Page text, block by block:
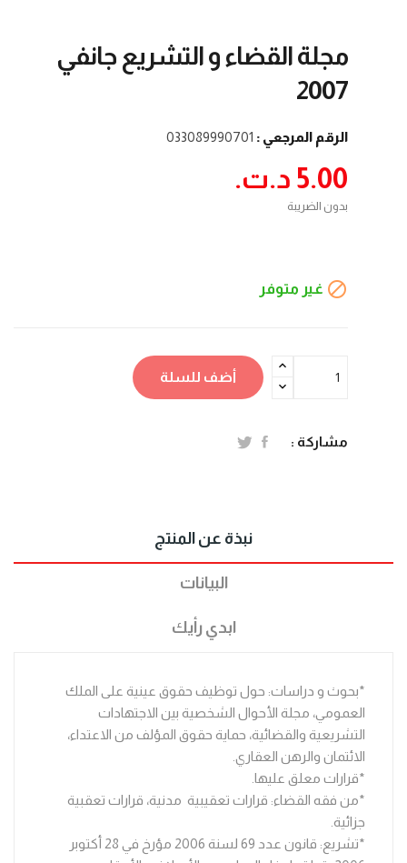
مجلة القضاء و التشريع جانفي
2007
الرقم المرجعي : 033089990701
5.00 د.ت.‏
بدون الضريبة
 غير متوفر
أضف للسلة
مشاركة :
نبذة عن المنتج
البيانات
ابدي رأيك
*بحوث و دراسات: حول توظيف حقوق عينية على الملك
العمومي، مجلة الأحوال الشخصية بين الاجتهادات
التشريعية والقضائية، حماية حقوق المؤلف من الاعتداء،
الائتمان والرهن العقاري.
*قرارات معلق عليها.
*من فقه القضاء: قرارات تعقيبية مدنية، قرارات تعقبية
جزائية.
*تشريع: قانون عدد 69 لسنة 2006 مؤرخ في 28 أكتوبر